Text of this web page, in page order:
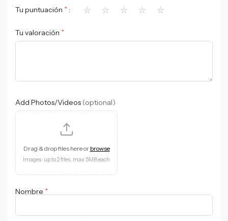
Tu puntuación * ⭐ ⭐ ⭐ ⭐ ⭐
Tu valoración *
Add Photos/Videos (optional)
Drag & drop files here or browse
Images: up to 2 files, max 5MB each
Nombre *